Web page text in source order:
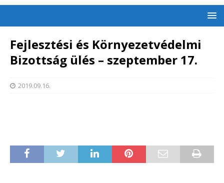
Fejlesztési és Környezetvédelmi
Bizottság ülés – szeptember 17.
2019.09.16.